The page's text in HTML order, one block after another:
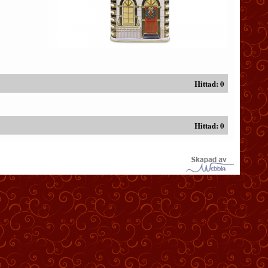
Hittad: 0
Hittad: 0